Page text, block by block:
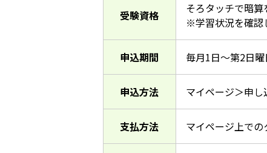
受験資格
そろタッチで暗
※学習状況を確認
申込期間 毎月1日～第2日曜
申込方法 マイページ＞申
支払方法 マイページ上で